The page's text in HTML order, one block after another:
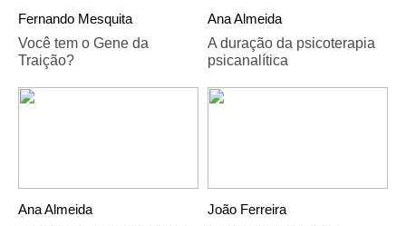
Fernando Mesquita
Você tem o Gene da
Traição?
Ana Almeida
A duração da psicoterapia
psicanalítica
Ana Almeida
João Ferreira